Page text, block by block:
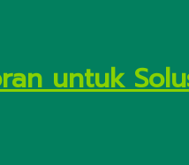
untuk